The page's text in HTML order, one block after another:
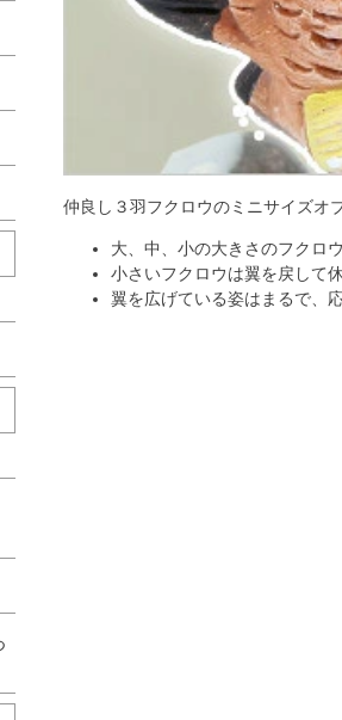
仲良し３羽フクロウのミニサイズオ
大、中、小の大きさのフクロ
小さいフクロウは翼を戻して
翼を広げている姿はまるで、